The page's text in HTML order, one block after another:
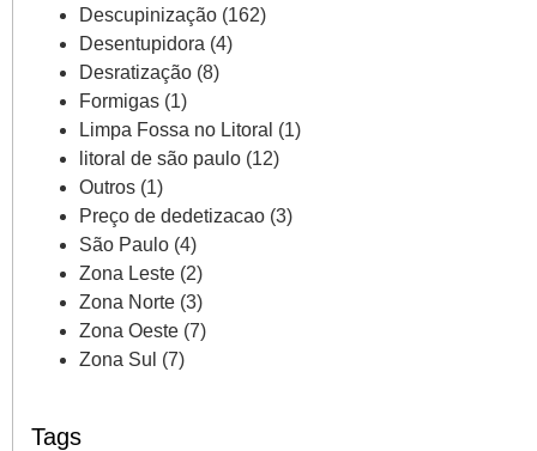
Descupinização (162)
Desentupidora (4)
Desratização (8)
Formigas (1)
Limpa Fossa no Litoral (1)
litoral de são paulo (12)
Outros (1)
Preço de dedetizacao (3)
São Paulo (4)
Zona Leste (2)
Zona Norte (3)
Zona Oeste (7)
Zona Sul (7)
Tags